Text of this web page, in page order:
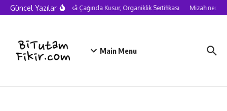
Skip to content
Güncel YazılarYapay Zekâ Çağında Kusur, Organiklik Sertifikası Mizah neden
Main Menu